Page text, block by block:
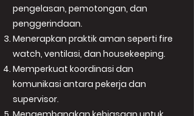
pengelasan, pemotongan, dan
penggerindaan.
Menerapkan praktik aman seperti fire
watch, ventilasi, dan housekeeping.
Memperkuat koordinasi dan
komunikasi antara pekerja dan
supervisor.